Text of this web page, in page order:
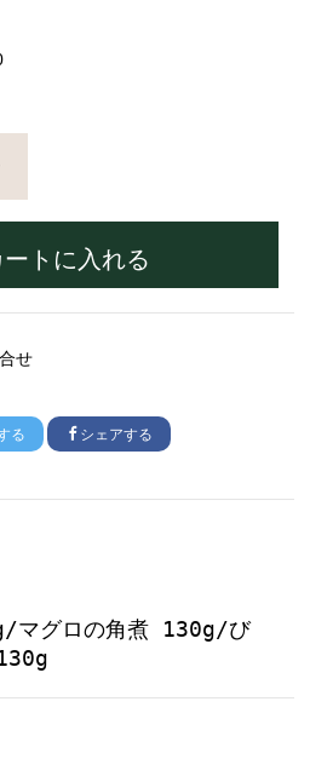
ートに入れる
せ
る シェアする
マグロの角煮 130g/び